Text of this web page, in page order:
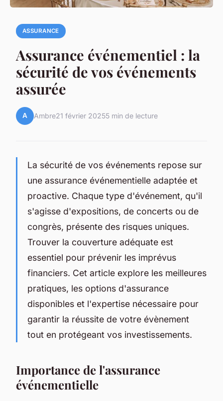
ASSURANCE
Assurance événementiel : la
sécurité de vos événements
assurée
A Ambre21 février 20255 min de lecture
La sécurité de vos événements repose sur
une assurance événementielle adaptée et
proactive. Chaque type d'événement, qu'il
s'agisse d'expositions, de concerts ou de
congrès, présente des risques uniques.
Trouver la couverture adéquate est
essentiel pour prévenir les imprévus
financiers. Cet article explore les meilleures
pratiques, les options d'assurance
disponibles et l'expertise nécessaire pour
garantir la réussite de votre évènement
tout en protégeant vos investissements.
Importance de l'assurance
événementielle